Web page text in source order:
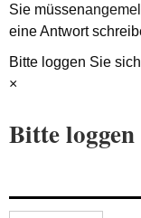
Sie müssen
eine Antwort
Bitte loggen Sie
×
Bitte